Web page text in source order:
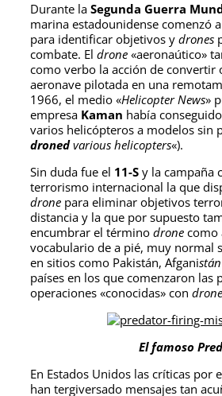
Durante la Segunda Guerra
marina estadounidense comenzó
para identificar objetivos y drones
combate. El drone «aeronaútico»
como verbo la acción de convertir
aeronave pilotada en una
1966, el medio «Helicopter News»
empresa Kaman había
varios helicópteros a modelos sin
dronedvarious helicopters«).
Sin duda fue el 11-S y la campaña
terrorismo internacional la que
drone para eliminar objetivos
distancia y la que por supuesto
encumbrar el término drone como
vocabulario de a pié, muy normal
en sitios como Pakistán, Afganistán
países en los que comenzaron las
operaciones «conocidas» con
El famoso
En Estados Unidos las críticas por
han tergiversado mensajes tan